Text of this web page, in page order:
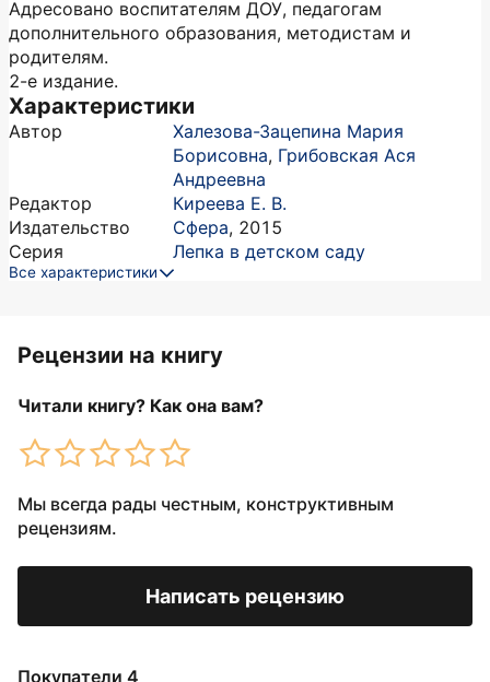
Адресовано воспитателям ДОУ, педагогам
дополнительного образования, методистам и
родителям.
2-е издание.
Характеристики
Автор
Халезова-Зацепина Мария
Борисовна, Грибовская Ася
Андреевна
Редактор
Киреева Е. В.
Издательство
Сфера, 2015
Серия
Лепка в детском саду
Все характеристики
Рецензии на книгу
Читали книгу? Как она вам?
Мы всегда рады честным, конструктивным
рецензиям.
Написать рецензию
Покупатели 4